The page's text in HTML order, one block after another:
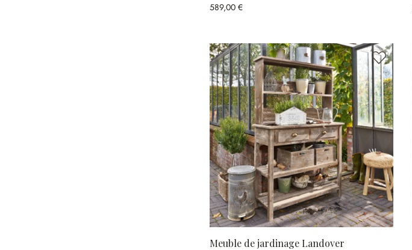
589,00 €
Meuble de jardinage Landover